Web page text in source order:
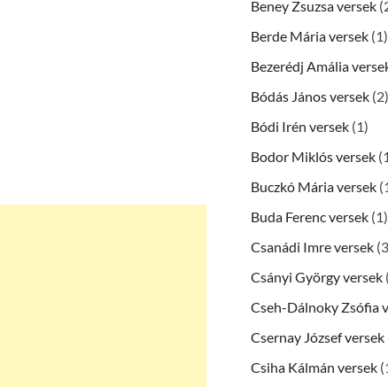
Beney Zsuzsa versek
Berde Mária versek (1)
Bezerédj Amália
Bódás János versek (2)
Bódi Irén versek (1)
Bodor Miklós versek
Buczkó Mária versek
Buda Ferenc versek (1)
Csanádi Imre versek
Csányi György versek
Cseh-Dálnoky Zsófia
Csernay József versek
Csiha Kálmán versek